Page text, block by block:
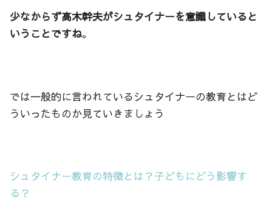
少なからず高木幹夫がシュタイナーを意識していると
いうことですね。
では一般的に言われているシュタイナーの教育とはど
ういったものか見ていきましょう
シュタイナー教育の特徴とは？子どもにどう影響す
る？